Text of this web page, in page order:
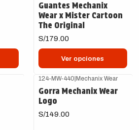
Guantes Mechanix
Wear x Mister Cartoon
The Original
S/179.00
Ver opciones
124-MW-440|Mechanix Wear
Gorra Mechanix Wear
Logo
S/149.00